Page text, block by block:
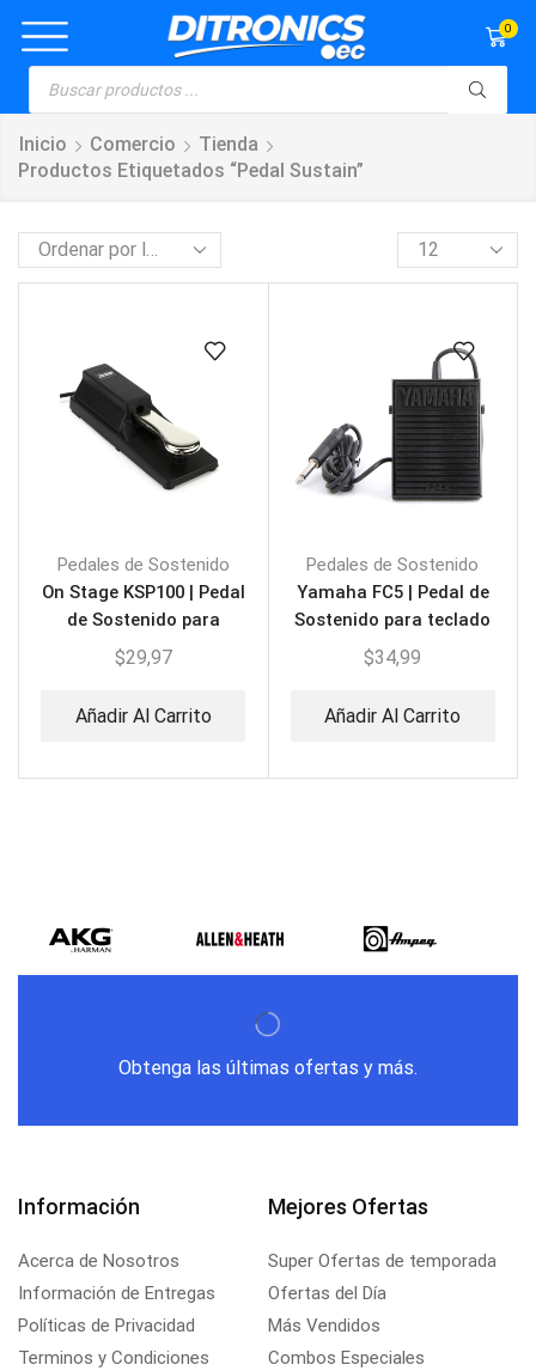
0
Inicio Comercio
Tienda
Productos Etiquetados “pedal Sustain”
Pedales de Sostenido
On Stage KSP100 | Pedal
de Sostenido para
teclado
$29,97
Añadir Al Carrito
Pedales de Sostenido
Yamaha FC5 | Pedal de
Sostenido para teclado
$34,99
Añadir Al Carrito
Obtenga las últimas ofertas y más.
Información
Acerca de Nosotros
Información de Entregas
Políticas de Privacidad
Terminos y Condiciones
Mejores Ofertas
Super Ofertas de temporada
Ofertas del Día
Más Vendidos
Combos Especiales